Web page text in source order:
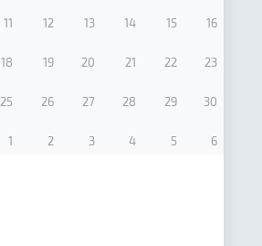
11 12 13 14 15 16
18 19 20 21 22 23
25 26 27 28 29 30
1 2 3 4 5 6